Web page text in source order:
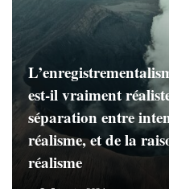
est-il vraiment
séparation entre
réalisme, et de la
réalisme